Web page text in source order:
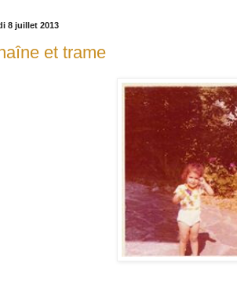
8 juillet 2013
et trame